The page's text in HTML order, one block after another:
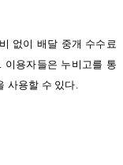
없이 배달 중개 수수료
. 이용자들은 누비고를 통
사용할 수 있다.